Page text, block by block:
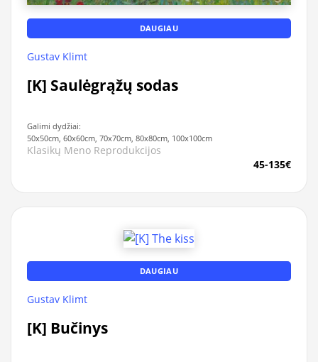
DAUGIAU
Gustav Klimt
[K] Saulėgrąžų sodas
Galimi dydžiai:
50x50cm, 60x60cm, 70x70cm, 80x80cm, 100x100cm
Klasikų Meno Reprodukcijos
45-135€
DAUGIAU
Gustav Klimt
[K] Bučinys